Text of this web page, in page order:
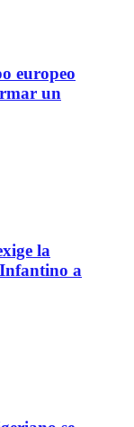
europeo
un
la
a